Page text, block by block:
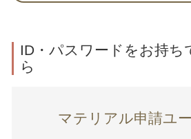
ID・パスワードをお持ち
ら
マテリアル申請ユ